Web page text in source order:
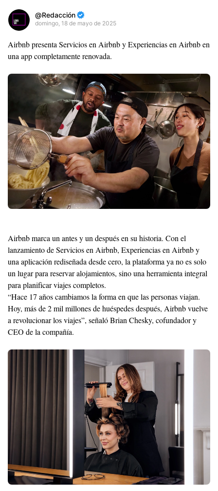
Redacción
domingo, 18 de mayo de 2025
Premium
By
Raushan
Design
Templates
Airbnb presenta Servicios en Airbnb y Experiencias en Airbnb en
una app completamente renovada.
Airbnb marca un antes y un después en su historia. Con el
lanzamiento de Servicios en Airbnb, Experiencias en Airbnb y
una aplicación rediseñada desde cero, la plataforma ya no es solo
un lugar para reservar alojamientos, sino una herramienta integral
para planificar viajes completos.
“Hace 17 años cambiamos la forma en que las personas viajan.
Hoy, más de 2 mil millones de huéspedes después, Airbnb vuelve
a revolucionar los viajes”, señaló Brian Chesky, cofundador y
CEO de la compañía.